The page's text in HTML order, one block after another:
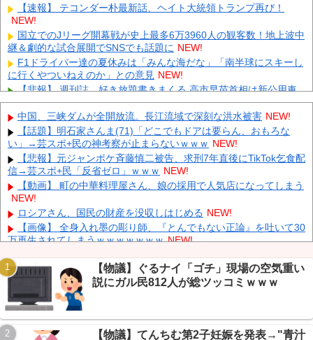
【速報】 テコンダー朴最新話、ヘイト大統領トランプ再び！
NEW!
国立でのJリーグ開幕戦が史上最多6万3960人の観客数！地上波中
継＆劇的な試合展開でSNSでも話題に NEW!
F1ドライバー達の夏休みは「みんな海だな」「南半球にスキーし
に行くやついねえのか」との意見 NEW!
【悲報】 週刊誌、好き放題書きまくる 高市早苗首相は新公用車
の贅を尽くした後部座席でたばこを吸うのが至福の時間「どんどん
延びる乗車時間」 NEW!
タトゥー彫り師さん「刺青入れてる奴は全員バカです」→30万再
生ｗｗｗｗｗｗ NEW!
中国人のリウさん、新エネ車で国境越えたら遠隔操作で30時間ロ
ックされる！ NEW!
K-POPアイドルの約半数が3年後には姿を消す…損益分岐点突破
は4％未満
彫り師YouTuber・しげち「刺青タトゥー入れてる奴は全員バカで
す」「すごい民度低い」「5000円好きなんすよ、バカって」
NEW!
Powered by livedoor 相互RSS
中国、三峡ダムが全開放流。長江流域で深刻な洪水被害 NEW!
【話題】明石家さんま(71)「どこでもドアは要らん、おもろな
い」→芸スポ+民の神考察が止まらないｗｗｗ NEW!
【悲報】元ジャンポケ斉藤慎二被告、求刑7年直後にTikTok乞食配
信→芸スポ+民「反省ゼロ」ｗｗｗ NEW!
【動画】 町の中華料理屋さん、娘の採用で人気店になってしまう
NEW!
ロシアさん、国民の財産を没収しはじめる NEW!
【画像】 全身入れ墨の彫り師、『とんでもない正論』を吐いて30
万再生されてしまうｗｗｗｗｗｗｗ NEW!
ズに全滅ｗｗｗ
NEW!
【朗報】ダイエット相談民、VIPPERに記録しろと説教される→
本当に痩せ始めるｗｗｗ
【悲報】 明日、飛田給とかいう謎の場所に行くんやが何があるん
や????・・・・・・・・・ NEW!
【保存版】NGT48はV字回復できるか2026→新曲・客増加・卒業
【物議】ぐるナイ「ゴチ」現場の空気重い
説にガル民812人が総ツッコミｗｗｗ
【物議】てんちむ第2子妊娠を発表→"青汁